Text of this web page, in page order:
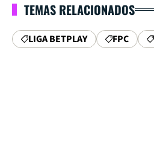
TEMAS RELACIONADOS
LIGA BETPLAY FPC